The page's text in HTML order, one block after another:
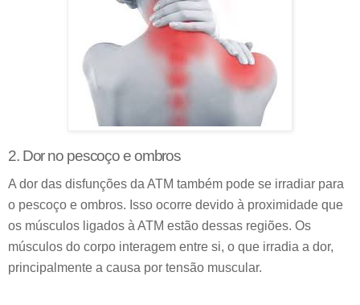
2. Dor no pescoço e ombros
A dor das disfunções da ATM também pode se irradiar para
o pescoço e ombros. Isso ocorre devido à proximidade que
os músculos ligados à ATM estão dessas regiões. Os
músculos do corpo interagem entre si, o que irradia a dor,
principalmente a causa por tensão muscular.